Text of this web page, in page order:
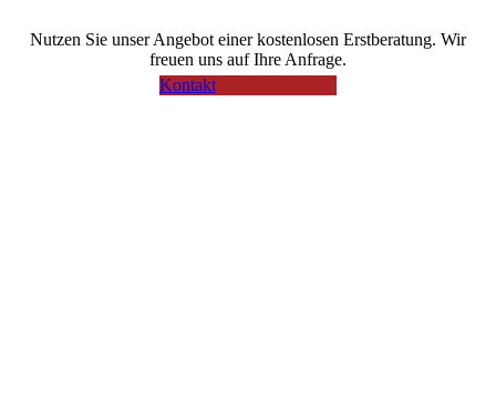
Nutzen Sie unser Angebot einer kostenlosen Erstberatung. Wir
freuen uns auf Ihre Anfrage.
Kontakt